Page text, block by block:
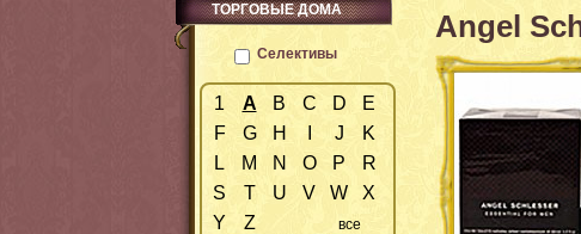
Angel
ТОРГОВЫЕ ДОМА
Селективы
1 A B C D
E
F
G H J
K
L
M N O P
R
S
T U V W
X
Y
Z все